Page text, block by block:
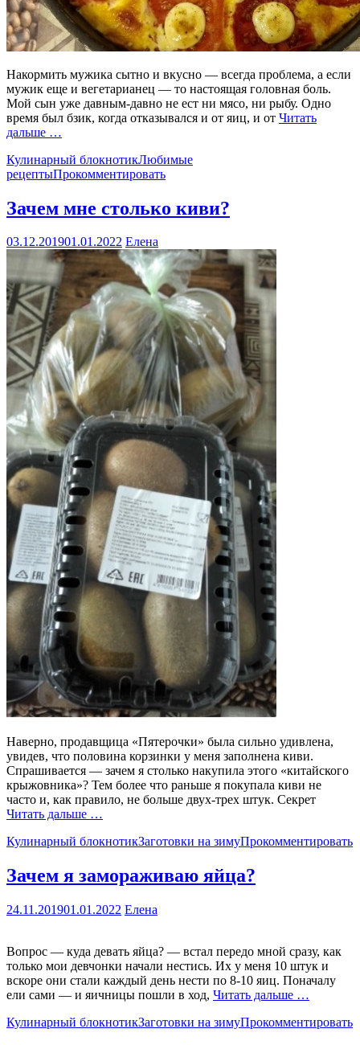
Накормить мужика сытно и вкусно — всегда проблема, а если
мужик еще и вегетарианец — то настоящая головная боль.
Мой сын уже давным-давно не ест ни мясо, ни рыбу. Одно
время был бзик, когда отказывался и от яиц, и от Читать
дальше …
Кулинарный блокнотикЛюбимые
рецептыПрокомментировать
Зачем мне столько киви?
03.12.201901.01.2022 Елена
Наверно, продавщица «Пятерочки» была сильно удивлена,
увидев, что половина корзинки у меня заполнена киви.
Спрашивается — зачем я столько накупила этого «китайского
крыжовника»? Тем более что раньше я покупала киви не
часто и, как правило, не больше двух-трех штук. Секрет
Читать дальше …
Кулинарный блокнотикЗаготовки на зимуПрокомментировать
Зачем я замораживаю яйца?
24.11.201901.01.2022 Елена
Вопрос — куда девать яйца? — встал передо мной сразу, как
только мои девчонки начали нестись. Их у меня 10 штук и
вскоре они стали каждый день нести по 8-10 яиц. Поначалу
ели сами — и яичницы пошли в ход, Читать дальше …
Кулинарный блокнотикЗаготовки на зимуПрокомментировать